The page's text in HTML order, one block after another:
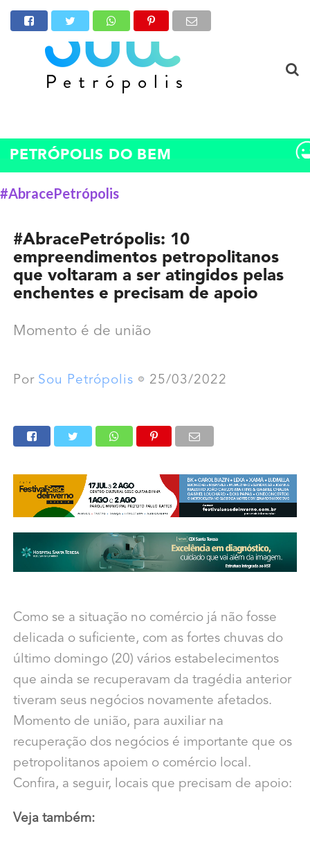
PETRÓPOLIS DO BEM
#AbracePetrópolis
#AbracePetrópolis: 10
empreendimentos petropolitanos
que voltaram a ser atingidos pelas
enchentes e precisam de apoio
Momento é de união
Por Sou Petrópolis 25/03/2022
Como se a situação no comércio já não fosse
delicada o suficiente, com as fortes chuvas do
último domingo (20) vários estabelecimentos
que ainda se recuperavam da tragédia anterior
tiveram seus negócios novamente afetados.
Momento de união, para auxiliar na
recuperação dos negócios é importante que os
petropolitanos apoiem o comércio local.
Confira, a seguir, locais que precisam de apoio:
Veja também: